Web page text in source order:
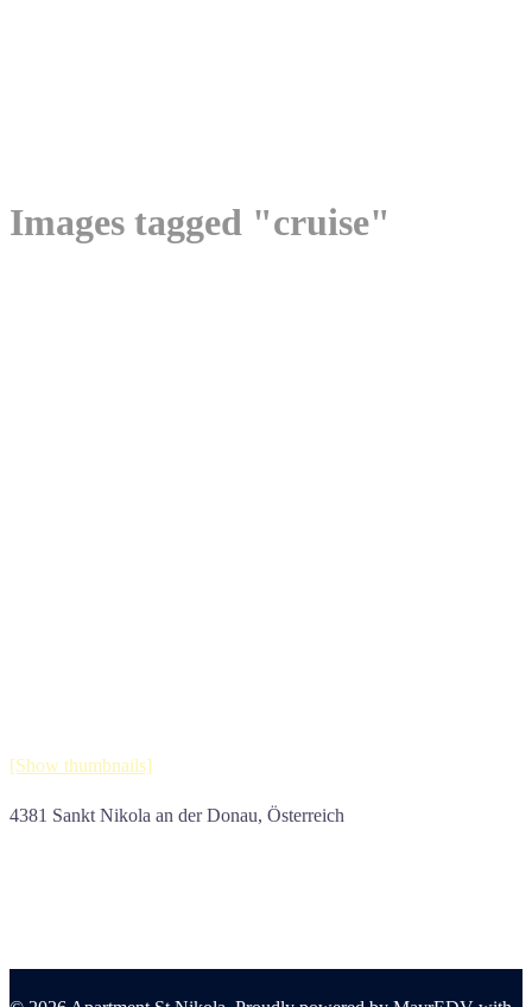
Images tagged "cruise"
[Show thumbnails]
4381 Sankt Nikola an der Donau, Österreich